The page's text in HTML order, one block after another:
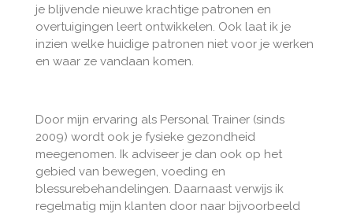
je blijvende nieuwe krachtige patronen en
overtuigingen leert ontwikkelen. Ook laat ik je
inzien welke huidige patronen niet voor je werken
en waar ze vandaan komen.
Door mijn ervaring als Personal Trainer (sinds
2009) wordt ook je fysieke gezondheid
meegenomen. Ik adviseer je dan ook op het
gebied van bewegen, voeding en
blessurebehandelingen. Daarnaast verwijs ik
regelmatig mijn klanten door naar bijvoorbeeld